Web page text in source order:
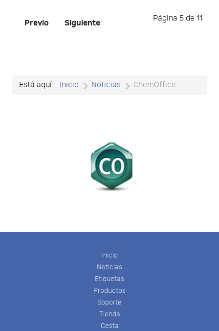
Página 5 de 11
Previo Siguiente
Está aquí: Inicio Noticias ChemOffice
Inicio
Noticias
Etiquetas
Productos
Soporte
Tienda
Cesta